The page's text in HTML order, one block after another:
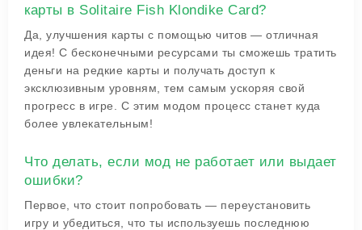
карты в Solitaire Fish Klondike Card?
Да, улучшения карты с помощью читов — отличная
идея! С бесконечными ресурсами ты сможешь тратить
деньги на редкие карты и получать доступ к
эксклюзивным уровням, тем самым ускоряя свой
прогресс в игре. С этим модом процесс станет куда
более увлекательным!
Что делать, если мод не работает или выдает
ошибки?
Первое, что стоит попробовать — переустановить
игру и убедиться, что ты используешь последнюю